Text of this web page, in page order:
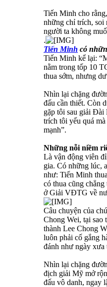
Tiến Minh cho
những chỉ trích, soi
người ta không
.
Tiến Minh có
Tiến Minh kể lại:
nằm trong tốp 10
thua sớm, nhưng
Nhìn lại chặng
đấu cần thiết. Còn
gặp tôi sau giải Đài
trích tôi yếu quá
mạnh”.
Những nỗi niềm
Là vận động viên
gia. Có những lúc,
như: Tiến Minh
có thua cũng
ở Giải VĐTG về
Câu chuyện của
Chong Wei, tại sao
thành Lee Chong
luôn phải cố gắng
đánh như ngày xưa
Nhìn lại chặng
địch giải Mỹ mở
đấu vô danh, ngay